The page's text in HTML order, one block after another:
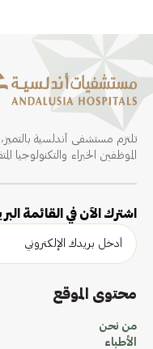
تلتزم مستشفى أندلسية
الموظفين الخبراء والتكنولوجيا
اشترك الآن في القائمة
محتوى الموقع
من نحن
الأطباء